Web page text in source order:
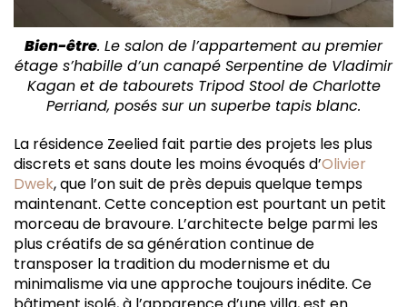
Bien-être. Le salon de l’appartement au premier
étage s’habille d’un canapé Serpentine de Vladimir
Kagan et de tabourets Tripod Stool de Charlotte
Perriand, posés sur un superbe tapis blanc.
La résidence Zeelied fait partie des projets les plus
discrets et sans doute les moins évoqués d’Olivier
Dwek, que l’on suit de près depuis quelque temps
maintenant. Cette conception est pourtant un petit
morceau de bravoure. L’architecte belge parmi les
plus créatifs de sa génération continue de
transposer la tradition du modernisme et du
minimalisme via une approche toujours inédite. Ce